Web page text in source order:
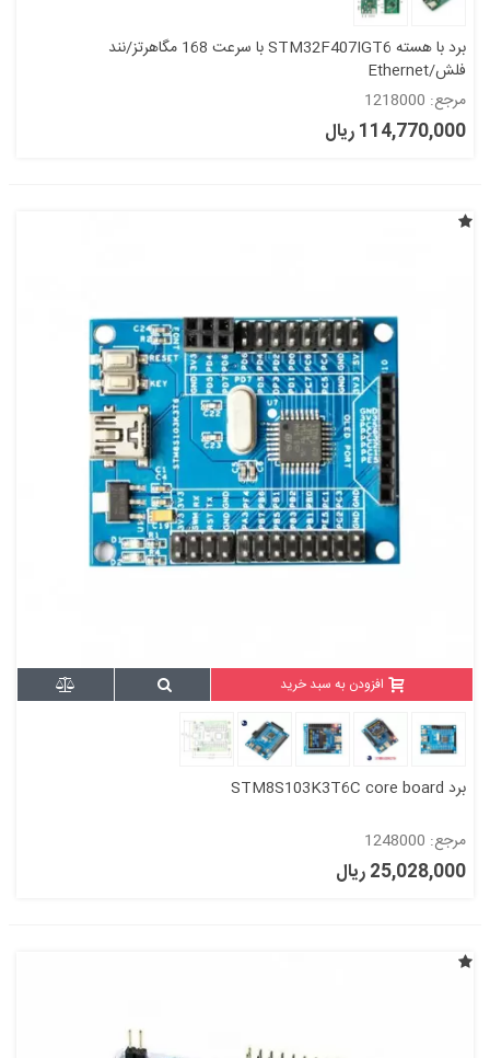
برد با هسته STM32F407IGT6 با سرعت 168 مگاهرتز/نند
فلش/Ethernet
مرجع: 1218000
114,770,000 ریال
افزودن به سبد خرید
برد STM8S103K3T6C core board
مرجع: 1248000
25,028,000 ریال